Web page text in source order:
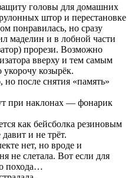
головы для домашних
штор и перестановке
понравилась, но сразу
маделин и в лобной части
прорези. Возможно
вверху и тем самым
козырёк.
после снятия «память»
при наклонах — фонарик
как бейсболка резиновым
и не трёт.
нет, но вроде и
не слетала. Вот если для
похода…